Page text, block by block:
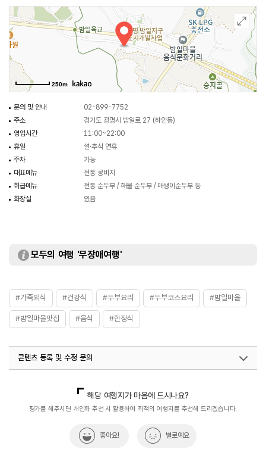
250m
문의 및 안내
02-899-7752
주소
경기도 광명시 밤일로 27 (하안동)
영업시간
11:00~22:00
휴일
설·추석 연휴
주차
가능
대표메뉴
전통 콩비지
취급메뉴
전통 순두부 / 해물 순두부 / 매생이순두부 등
화장실
있음
모두의 여행 '무장애여행'
#가족외식 #건강식 #두부요리 #두부코스요리 #밤일마을
#밤일마을맛집 #음식 #한정식
콘텐츠 등록 및 수정 문의
해당 여행지가 마음에 드시나요?
평가를 해주시면 개인화 추천 시 활용하여 최적의 여행지를 추천해 드리겠습니다.
좋아요! 별로예요